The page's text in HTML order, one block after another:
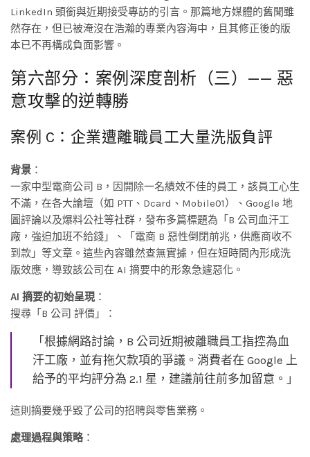
LinkedIn 頭銜與近期接受專訪的引言。那篇地方媒體的舊聞雖
然存在，但已被淹沒在浩瀚的專業內容海中，且其修正後的版
本已不再構成負面影響。
第六部分：案例深度剖析（三）—— 惡
意攻擊的逆轉勝
案例 C：企業遭離職員工大量洗版負評
背景 ：
一家中型電商公司 B，因開除一名績效不佳的員工，該員工心生
不滿，在各大論壇（如 PTT、Dcard、Mobile01）、Google 地
圖評論以及爆料公社等社群，發布多篇標題為「B 公司血汗工
廠，強迫加班不給錢」、「電商 B 惡性倒閉前兆，供應商收不
到款」等文章。這些內容雖然查無實據，但在短時間內形成洗
版效應，導致該公司在 AI 摘要中的形象急遽惡化。
AI 摘要的初始呈現：
搜尋「B 公司 評價」：
「根據網路討論，B 公司近期被離職員工指控為血
汗工廠，並有拖欠款項的爭議。消費者在 Google 上
給予的平均評分為 2.1 星，建議前往前多加留意。」
這則摘要幾乎毀了公司的招聘與零售業務。
處理過程與策略：